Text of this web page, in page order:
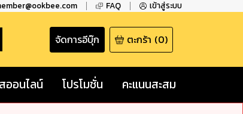
FAQ เข้าสู่ระบบ
จัดการอีบุ๊ก ตะกร้า (0)
ออนไลน์ โปรโมชั่น คะแนนสะสม